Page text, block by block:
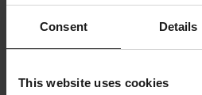
Consent Details
This website uses cookies